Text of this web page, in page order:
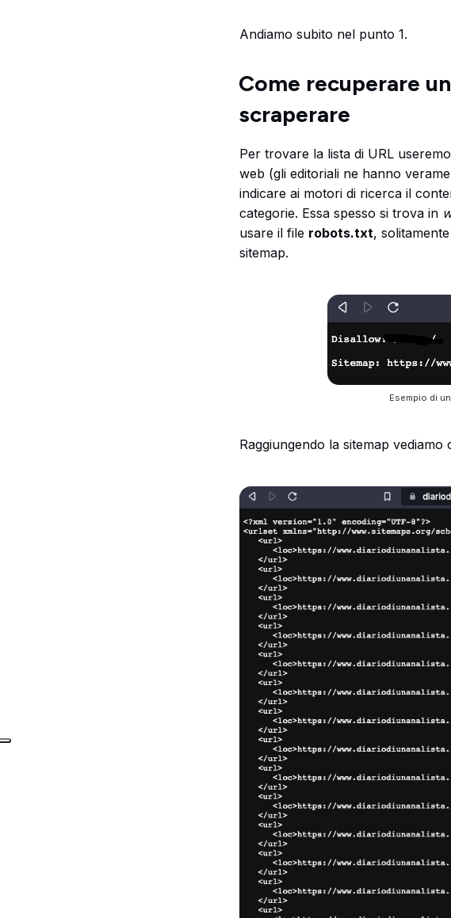
Andiamo subito nel punto 1.
Come recuperare
scraperare
Per trovare la lista di URL
web (gli editoriali ne hanno
indicare ai motori di ricerca il
categorie. Essa spesso si trova in
usare il file robots.txt,
sitemap.
Esempio di
Raggiungendo la sitemap